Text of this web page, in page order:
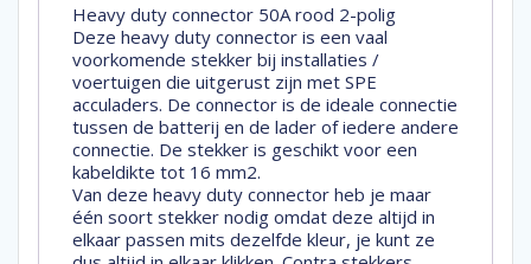
Heavy duty connector 50A rood 2-polig
Deze heavy duty connector is een vaal
voorkomende stekker bij installaties /
voertuigen die uitgerust zijn met SPE
acculaders. De connector is de ideale connectie
tussen de batterij en de lader of iedere andere
connectie. De stekker is geschikt voor een
kabeldikte tot 16 mm2.
Van deze heavy duty connector heb je maar
één soort stekker nodig omdat deze altijd in
elkaar passen mits dezelfde kleur, je kunt ze